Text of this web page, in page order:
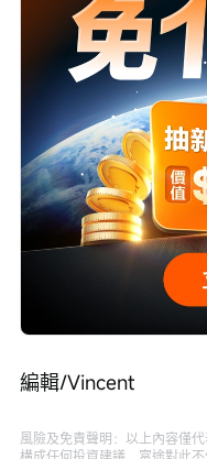
編輯/Vincent
風險及免責聲明：以上內容僅
構成任何投資建議，富途對此